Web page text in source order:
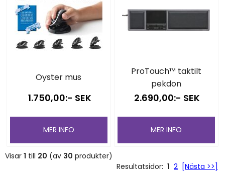
Oyster mus
1.750,00:- SEK
MER INFO
ProTouch™ taktilt
pekdon
2.690,00:- SEK
MER INFO
Visar 1 till 20 (av 30 produkter)
Resultatsidor: 1 2 [Nästa >>]